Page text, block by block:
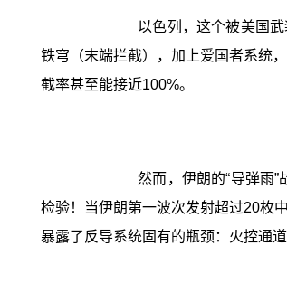
以色列，这个被美国
铁穹（末端拦截），加上爱国者系统
截率甚至能接近100%。
然而，伊朗的“导弹雨
检验！当伊朗第一波次发射超过20枚
暴露了反导系统固有的瓶颈：火控通